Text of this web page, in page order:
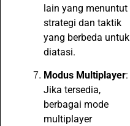
lain yang menuntut
strategi dan taktik
yang berbeda untuk
diatasi.
Modus Multiplayer:
Jika tersedia,
berbagai mode
multiplayer